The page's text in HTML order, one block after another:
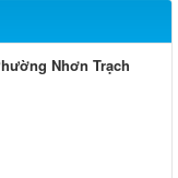
Nhơn Trạch